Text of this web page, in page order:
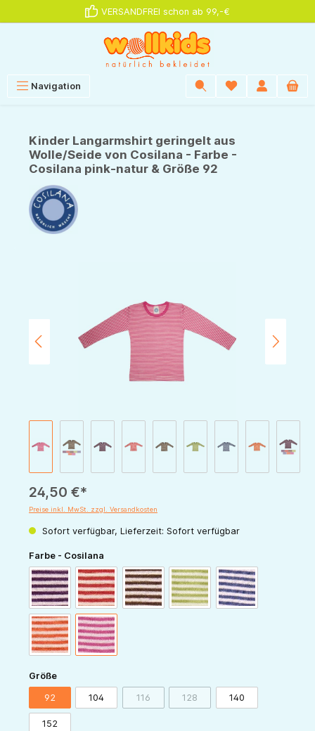
VERSANDFREI schon ab 99,-€
Navigation
Kinder Langarmshirt geringelt aus
Wolle/Seide von Cosilana - Farbe -
Cosilana pink-natur & Größe 92
24,50 €*
Preise inkl. MwSt. zzgl. Versandkosten
Sofort verfügbar, Lieferzeit: Sofort verfügbar
Farbe - Cosilana
pflaume-naturrot-natur schoko-naturgrün-naturmarine-natur
orange-naturpink-natur
Größeauswählen
92 104 116(Diese Option ist zurzeit nicht verfügbar.)
128(Diese Option ist zurzeit nicht
140
152